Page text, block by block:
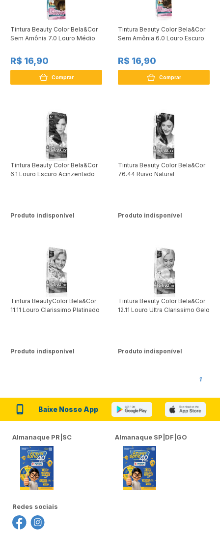
Tintura Beauty Color Bela&Cor
Sem Amônia 7.0 Louro Médio
R$ 16,90
Comprar
Tintura Beauty Color Bela&Cor
Sem Amônia 6.0 Louro Escuro
R$ 16,90
Comprar
Tintura Beauty Color Bela&Cor
6.1 Louro Escuro Acinzentado
Produto indisponível
Tintura Beauty Color Bela&Cor
76.44 Ruivo Natural
Produto indisponível
Tintura BeautyColor Bela&Cor
11.11 Louro Clarissimo Platinado
Produto indisponível
Tintura Beauty Color Bela&Cor
12.11 Louro Ultra Clarissimo Gelo
Produto indisponível
1
Baixe Nosso App
Almanaque PR|SC Almanaque SP|DF|GO
Redes sociais